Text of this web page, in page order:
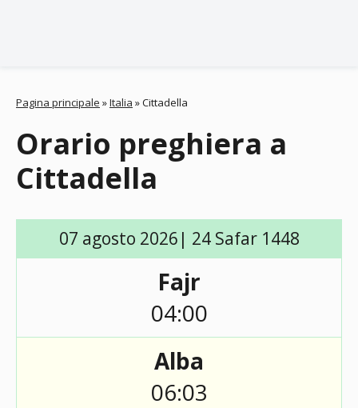
Pagina principale »Italia »Cittadella
Orario preghiera a
Cittadella
07 agosto 2026| 24 Safar 1448
Fajr
04:00
Alba
06:03